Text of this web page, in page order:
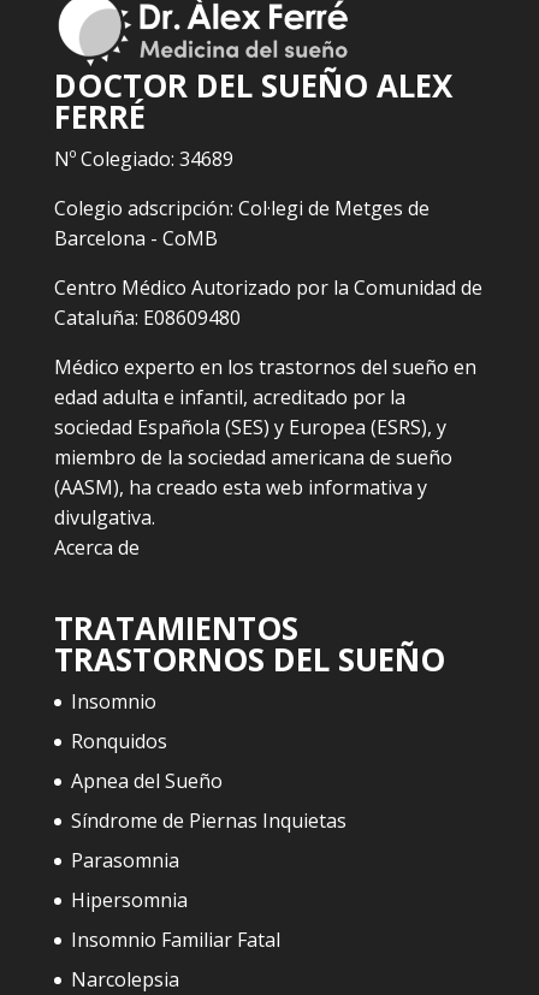
DOCTOR DEL SUEÑO ALEX
FERRÉ
Nº Colegiado: 34689
Colegio adscripción: Col·legi de Metges de
Barcelona - CoMB
Centro Médico Autorizado por la Comunidad de
Cataluña: E08609480
Médico experto en los trastornos del sueño en
edad adulta e infantil, acreditado por la
sociedad Española (SES) y Europea (ESRS), y
miembro de la sociedad americana de sueño
(AASM), ha creado esta web informativa y
divulgativa.
Acerca de
TRATAMIENTOS
TRASTORNOS DEL SUEÑO
Insomnio
Ronquidos
Apnea del Sueño
Síndrome de Piernas Inquietas
Parasomnia
Hipersomnia
Insomnio Familiar Fatal
Narcolepsia